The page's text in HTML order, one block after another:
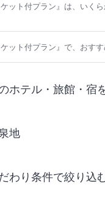
ット付プラン』は、いく
ット付プラン』で、おす
ホテル・旅館・宿
地
わり条件で絞り込